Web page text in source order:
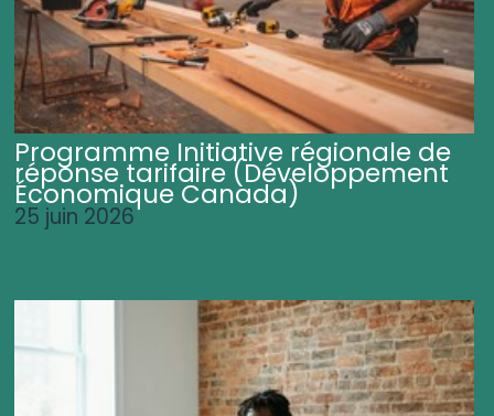
Programme Initiative régionale de
réponse tarifaire (Développement
Économique Canada)
25 juin 2026